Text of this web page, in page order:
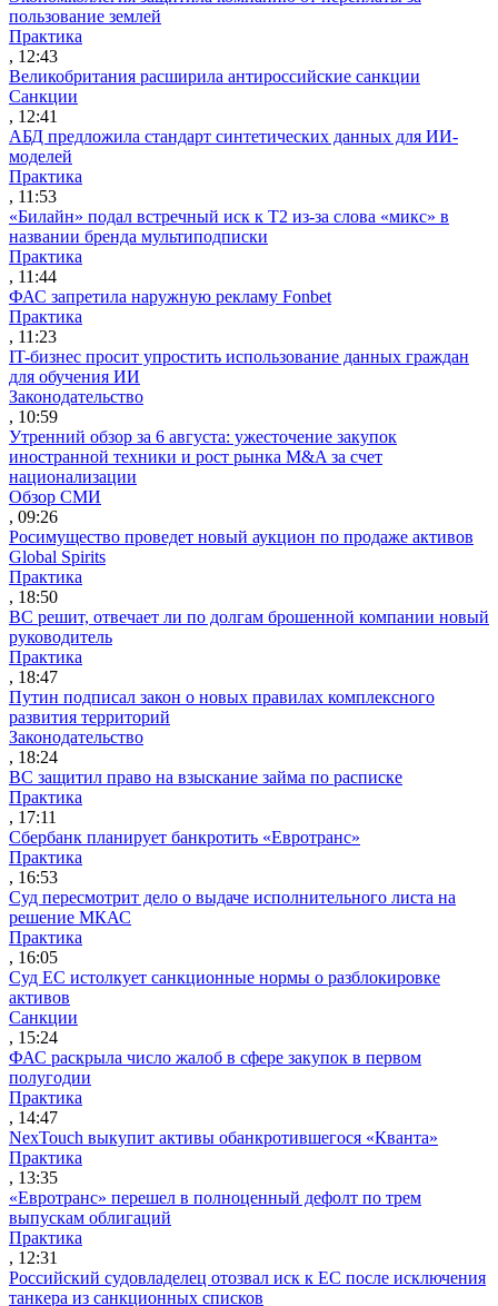
пользование землей
Практика
, 12:43
Великобритания расширила антироссийские санкции
Санкции
, 12:41
АБД предложила стандарт синтетических данных для ИИ-
моделей
Практика
, 11:53
«Билайн» подал встречный иск к Т2 из-за слова «микс» в
названии бренда мультиподписки
Практика
, 11:44
ФАС запретила наружную рекламу Fonbet
Практика
, 11:23
IT-бизнес просит упростить использование данных граждан
для обучения ИИ
Законодательство
, 10:59
Утренний обзор за 6 августа: ужесточение закупок
иностранной техники и рост рынка M&A за счет
национализации
Обзор СМИ
, 09:26
Росимущество проведет новый аукцион по продаже активов
Global Spirits
Практика
, 18:50
ВС решит, отвечает ли по долгам брошенной компании новый
руководитель
Практика
, 18:47
Путин подписал закон о новых правилах комплексного
развития территорий
Законодательство
, 18:24
ВС защитил право на взыскание займа по расписке
Практика
, 17:11
Сбербанк планирует банкротить «Евротранс»
Практика
, 16:53
Суд пересмотрит дело о выдаче исполнительного листа на
решение МКАС
Практика
, 16:05
Суд ЕС истолкует санкционные нормы о разблокировке
активов
Санкции
, 15:24
ФАС раскрыла число жалоб в сфере закупок в первом
полугодии
Практика
, 14:47
NexTouch выкупит активы обанкротившегося «Кванта»
Практика
, 13:35
«Евротранс» перешел в полноценный дефолт по трем
выпускам облигаций
Практика
, 12:31
Российский судовладелец отозвал иск к ЕС после исключения
танкера из санкционных списков